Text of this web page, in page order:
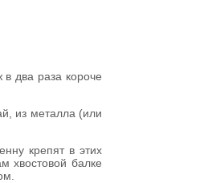
два раза короче
из металла (или
крепят в этих
хвостовой балке